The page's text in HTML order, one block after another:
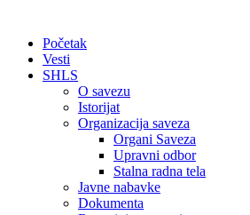
Početak
Vesti
SHLS
O savezu
Istorijat
Organizacija saveza
Organi Saveza
Upravni odbor
Stalna radna tela
Javne nabavke
Dokumenta